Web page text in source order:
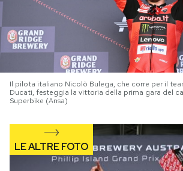
PODCAST
NEWSLETTER
I MIEI PREFERITI
SHOP
CALENDARIO
Il pilota italiano Nicolò Bulega, che corre per il
Ducati, festeggia la vittoria della prima gara del
Superbike (Ansa)